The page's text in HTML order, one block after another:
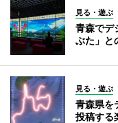
見る・遊ぶ
青森でデ
ぶた」と
見る・遊ぶ
青森県を
投稿する